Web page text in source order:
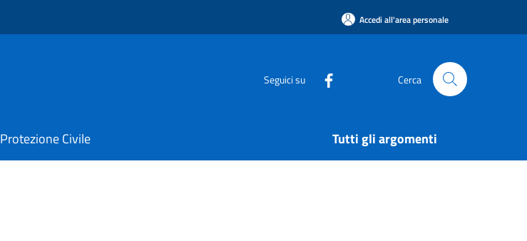
Accedi all'area personale
Seguici su Cerca
Protezione Civile Tutti gli argomenti